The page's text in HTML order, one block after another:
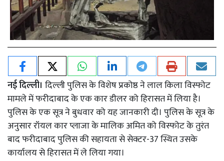
नई दिल्ली। दिल्ली पुलिस के विशेष प्रकोष्ठ ने लाल किला विस्फोट
मामले में फरीदाबाद के एक कार डीलर को हिरासत में लिया है।
पुलिस के एक सूत्र ने बुधवार को यह जानकारी दी। पुलिस के सूत्र के
अनुसार रॉयल कार प्लाजा के मालिक अमित को विस्फोट के तुरंत
बाद फरीदाबाद पुलिस की सहायता से सेक्टर-37 स्थित उसके
कार्यालय से हिरासत में ले लिया गया।